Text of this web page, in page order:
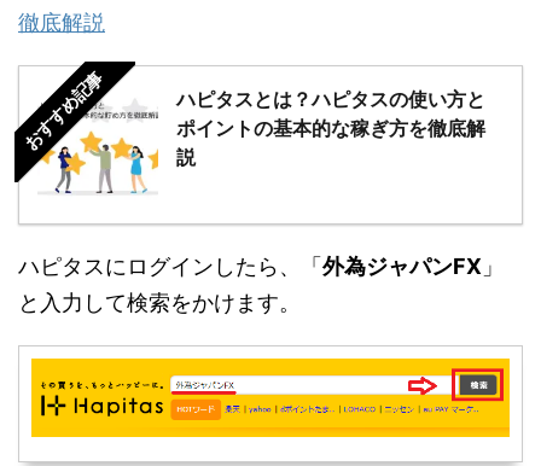
徹底解説
おすすめ記事
ハピタスとは？ハピタスの使い方と
ポイントの基本的な稼ぎ方を徹底解
説
ハピタスにログインしたら、「 外為ジャパンFX 」
と入力して検索をかけます。